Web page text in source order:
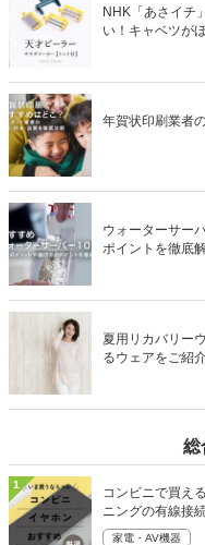
NHK「あさイチ
い！キャベツが
年賀状印刷業者
ウォーターサー
ポイントを徹底
夏用リカバリー
るウェアをご紹介
総
1
コンビニで買え
ニングの有線接
家電・AV機器